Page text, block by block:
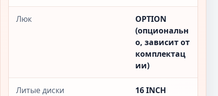
Люк
OPTION
(опциональн
о, зависит от
комплектац
ии)
Литые диски
16 INCH